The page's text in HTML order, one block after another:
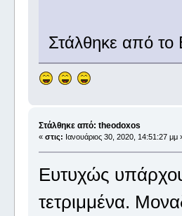
Στάλθηκε από το
Στάλθηκε από: theodoxos
« στις: Ιανουάριος 30, 2020, 14:51:27 μμ
Ευτυχώς
τετριμμένα.